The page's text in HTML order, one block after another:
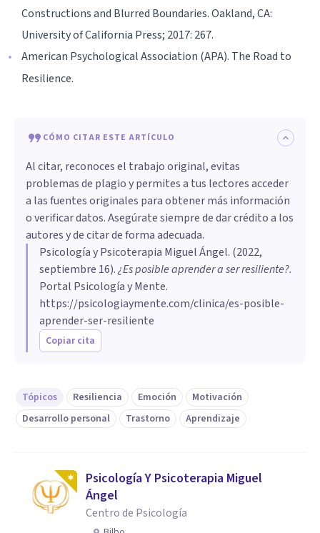
Constructions and Blurred Boundaries. Oakland, CA:
University of California Press; 2017: 267.
American Psychological Association (APA). The Road to
Resilience.
CÓMO CITAR ESTE ARTÍCULO
Al citar, reconoces el trabajo original, evitas
problemas de plagio y permites a tus lectores acceder
a las fuentes originales para obtener más información
o verificar datos. Asegúrate siempre de dar crédito a los
autores y de citar de forma adecuada.
Psicología y Psicoterapia Miguel Ángel. (2022,
septiembre 16).¿Es posible aprender a ser resiliente?.
Portal Psicología y Mente.
https://psicologiaymente.com/clinica/es-posible-
aprender-ser-resiliente
Copiar cita
Tópicos Resiliencia Emoción
Motivación
Desarrollo personal
Trastorno Aprendizaje
Psicología Y Psicoterapia Miguel
Ángel
Centro de Psicología